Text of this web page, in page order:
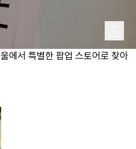
에서 특별한 팝업 스토어로 찾아